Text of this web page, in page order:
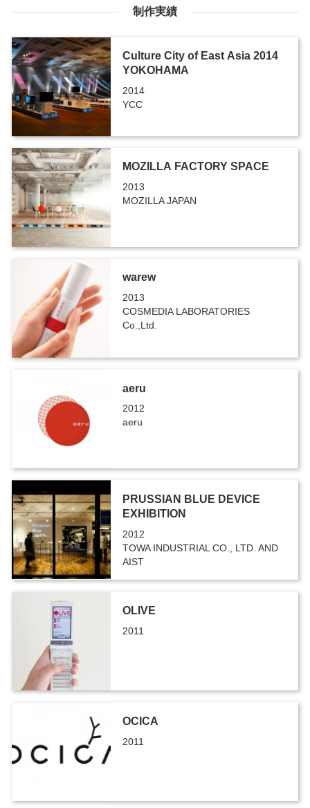
制作実績
Culture City of East Asia 2014
YOKOHAMA
2014
YCC
MOZILLA FACTORY SPACE
2013
MOZILLA JAPAN
warew
2013
COSMEDIA LABORATORIES
Co.,Ltd.
aeru
2012
aeru
PRUSSIAN BLUE DEVICE
EXHIBITION
2012
TOWA INDUSTRIAL CO., LTD. AND
AIST
OLIVE
2011
OCICA
2011